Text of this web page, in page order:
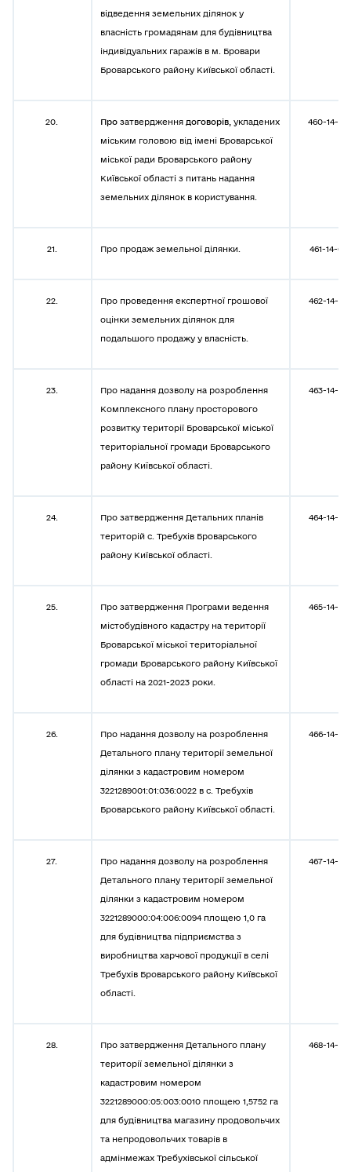
відведення земельних ділянок у
власність громадянам для будівництва
індивідуальних гаражів в м. Бровари
Броварського району Київської області.
20. Про затвердження договорів, укладених
міським головою від імені Броварської
міської ради Броварського району
Київської області з питань надання
земельних ділянок в користування.
460-14-08
21. Про продаж земельної ділянки. 461-14-08
22.
Про проведення експертної грошової
оцінки земельних ділянок для
подальшого продажу у власність.
462-14-08
23.
Про надання дозволу на розроблення
Комплексного плану просторового
розвитку території Броварської міської
територіальної громади Броварського
району Київської області.
463-14-08
24.
Про затвердження Детальних планів
територій с. Требухів Броварського
району Київської області.
464-14-08
25.
Про затвердження Програми ведення
містобудівного кадастру на території
Броварської міської територіальної
громади Броварського району Київської
області на 2021-2023 роки.
465-14-08
26.
Про надання дозволу на розроблення
Детального плану території земельної
ділянки з кадастровим номером
3221289001:01:036:0022 в с. Требухів
Броварського району Київської області.
466-14-08
27.
Про надання дозволу на розроблення
Детального плану території земельної
ділянки з кадастровим номером
3221289000:04:006:0094 площею 1,0 га
для будівництва підприємства з
виробництва харчової продукції в селі
Требухів Броварського району Київської
області.
467-14-08
28.
Про затвердження Детального плану
території земельної ділянки з
кадастровим номером
3221289000:05:003:0010 площею 1,5752 га
для будівництва магазину продовольчих
та непродовольчих товарів в
адмінмежах Требухівської сільської
468-14-08